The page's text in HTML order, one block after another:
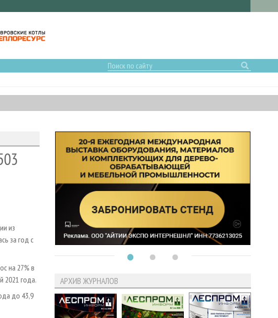
из
за год с
на 27% в
2021 года.
до 43,9
АРХИВ ЖУРНАЛОВ